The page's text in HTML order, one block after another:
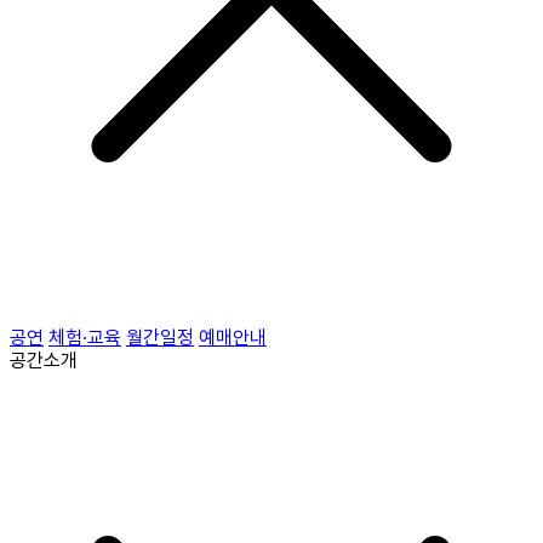
공연 체험·교육 월간일정 예매안내
공간소개